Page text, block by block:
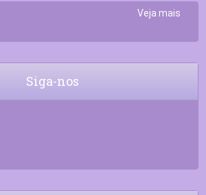
Veja mais
Siga-nos